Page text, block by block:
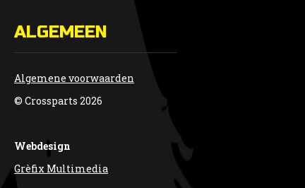
ALGEMEEN
Algemene voorwaarden
© Crossparts 2026
Webdesign
Grèfix Multimedia